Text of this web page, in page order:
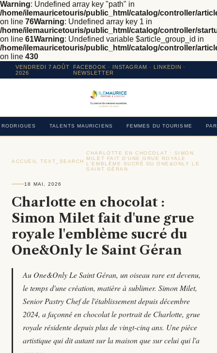
Warning: Undefined array key "path" in
/home/ilemauricetouris/public_html/catalog/controller/
on line 76Warning: Undefined array key 1 in
/home/ilemauricetouris/public_html/catalog/controller/
on line 61Warning: Undefined variable $article_group_id in
/home/ilemauricetouris/public_html/catalog/controller/
on line 430
VENDREDI 7 AOÛT
2026
FACEBOOK · INSTAGRAM · LINKEDIN ·
NEWSLETTER
RODRIGUES TALENTS MAURICIENS FEMMES DU TOURISME
ACCUEIL ›TEXT_SEARCH
CHARLOTTE EN CHOCOLAT : SIMON
MILET FAIT D'UNE GRUE ROYALE
L'EMBLÈME SUCRÉ DU ONE&ONLY LE
SAINT GÉRAN
18 MAI, 2026
Charlotte en chocolat :
Simon Milet fait d'une grue
royale l'emblème sucré du
One&Only le Saint Géran
Au One&Only Le Saint Géran, un oiseau rare est devenu,
le temps d'une création, matière à sublimer. Simon Milet,
Senior Pastry Chef de l'établissement depuis décembre
2024, a façonné en chocolat le portrait de Charlotte, grue
royale résidente depuis plus de vingt-cinq ans. Une pièce
artistique qui dit autant sur la maison que sur celui qui l'a